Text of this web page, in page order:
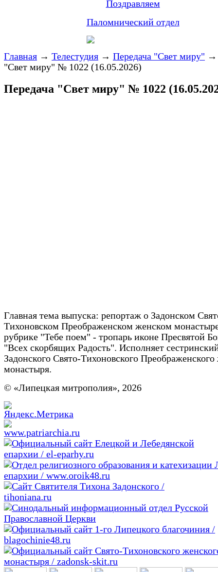
Поздравляем
Паломнический отдел
Главная → Телестудия → Передача "Свет миру"
"Свет миру" № 1022 (16.05.2026)
Передача "Свет миру" № 1022
Главная тема выпуска: репортаж о Задонском
Тихоновском Преображенском женском
рубрике "Тебе поем" - тропарь иконе Пресвятой
"Всех скорбящих Радость". Исполняет
Задонского Свято-Тихоновского Преображенского
монастыря.
© «Липецкая митрополия», 2026